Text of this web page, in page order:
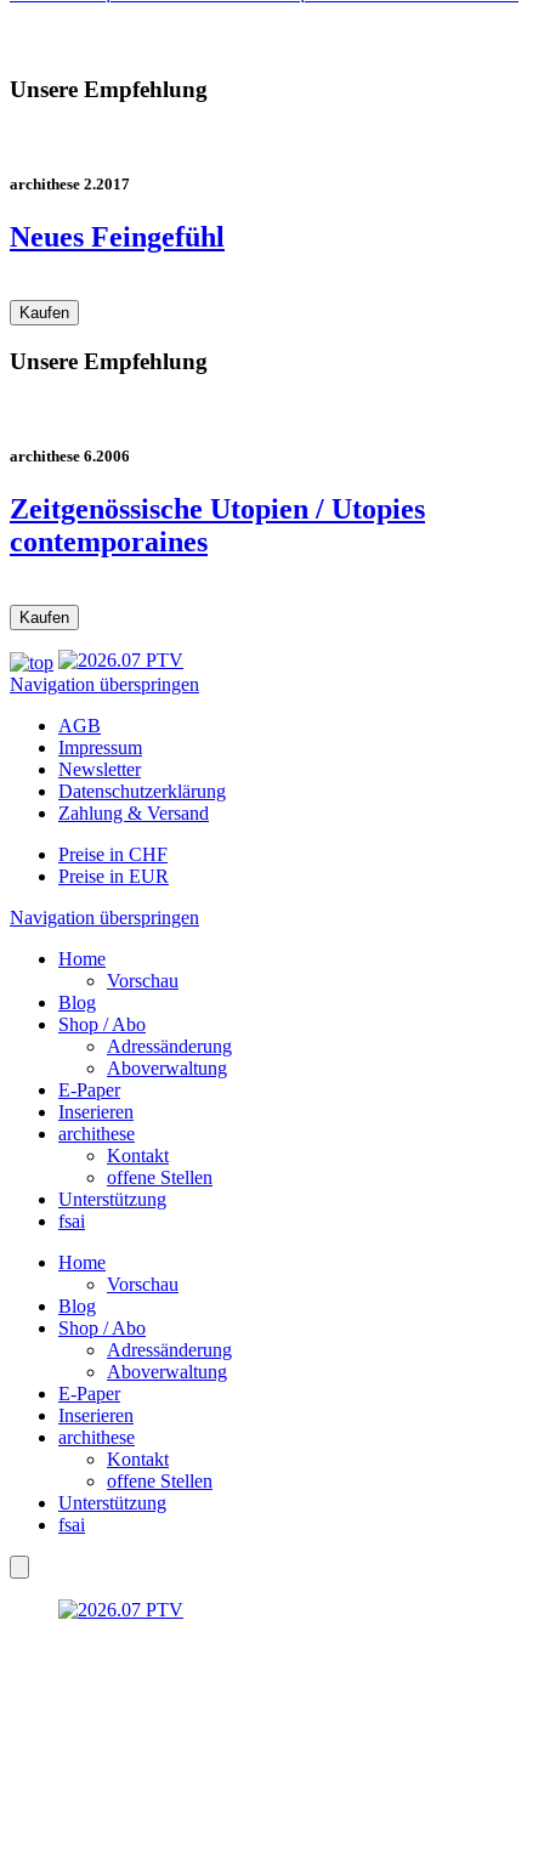
Unsere Empfehlung
archithese 2.2017
Neues Feingefühl
Unsere Empfehlung
archithese 6.2006
Zeitgenössische Utopien / Utopies
contemporaines
Navigation überspringen
AGB
Impressum
Newsletter
Datenschutzerklärung
Zahlung & Versand
Preise in CHF
Preise in EUR
Navigation überspringen
Home
Vorschau
Blog
Shop / Abo
Adressänderung
Aboverwaltung
E-Paper
Inserieren
archithese
Kontakt
offene Stellen
Unterstützung
fsai
Home
Vorschau
Blog
Shop / Abo
Adressänderung
Aboverwaltung
E-Paper
Inserieren
archithese
Kontakt
offene Stellen
Unterstützung
fsai